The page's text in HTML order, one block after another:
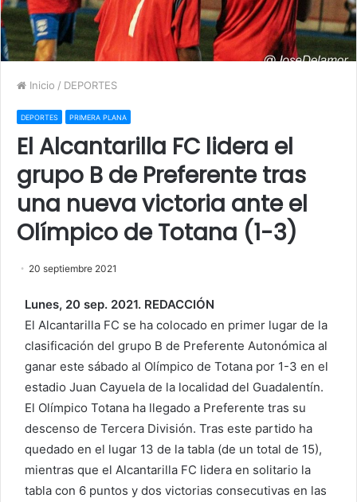
Inicio / DEPORTES
DEPORTES PRIMERA PLANA
El Alcantarilla FC lidera el
grupo B de Preferente tras
una nueva victoria ante el
Olímpico de Totana (1-3)
20 septiembre 2021
Lunes, 20 sep. 2021. REDACCIÓN
El Alcantarilla FC se ha colocado en primer lugar de la
clasificación del grupo B de Preferente Autonómica al
ganar este sábado al Olímpico de Totana por 1-3 en el
estadio Juan Cayuela de la localidad del Guadalentín.
El Olímpico Totana ha llegado a Preferente tras su
descenso de Tercera División. Tras este partido ha
quedado en el lugar 13 de la tabla (de un total de 15),
mientras que el Alcantarilla FC lidera en solitario la
tabla con 6 puntos y dos victorias consecutivas en las